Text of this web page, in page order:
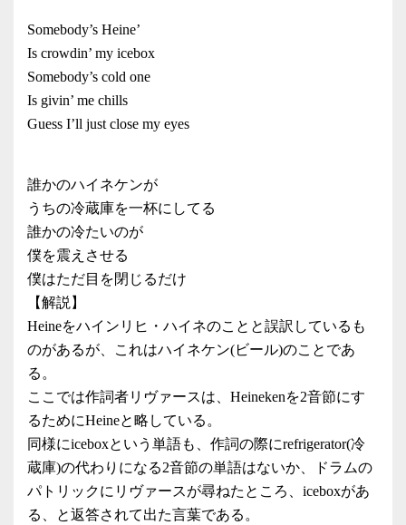
Somebody’s Heine’
Is crowdin’ my icebox
Somebody’s cold one
Is givin’ me chills
Guess I’ll just close my eyes
誰かのハイネケンが
うちの冷蔵庫を一杯にしてる
誰かの冷たいのが
僕を震えさせる
僕はただ目を閉じるだけ
【解説】
Heineをハインリヒ・ハイネのことと誤訳しているも
のがあるが、これはハイネケン(ビール)のことであ
る。
ここでは作詞者リヴァースは、Heinekenを2音節にす
るためにHeineと略している。
同様にiceboxという単語も、作詞の際にrefrigerator(冷
蔵庫)の代わりになる2音節の単語はないか、ドラムの
パトリックにリヴァースが尋ねたところ、iceboxがあ
る、と返答されて出た言葉である。